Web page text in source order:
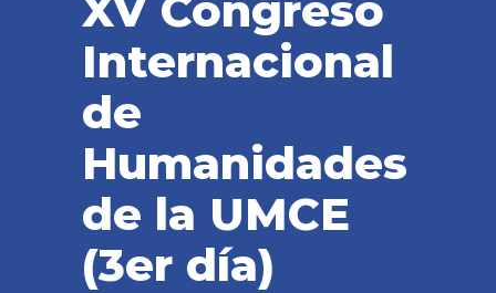
Internacional
de
Humanidades
de la UMCE
(3er día)